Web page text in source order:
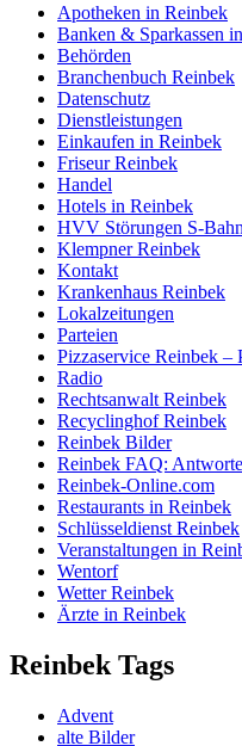
Apotheken in Reinbek
Banken & Sparkassen
Behörden
Branchenbuch Reinbek
Datenschutz
Dienstleistungen
Einkaufen in Reinbek
Friseur Reinbek
Handel
Hotels in Reinbek
HVV Störungen S-
Klempner Reinbek
Kontakt
Krankenhaus Reinbek
Lokalzeitungen
Parteien
Pizzaservice Reinbek –
Radio
Rechtsanwalt Reinbek
Recyclinghof Reinbek
Reinbek Bilder
Reinbek FAQ:
Reinbek-Online.com
Restaurants in Reinbek
Schlüsseldienst Reinbek
Veranstaltungen in
Wentorf
Wetter Reinbek
Ärzte in Reinbek
Reinbek Tags
Advent
alte Bilder